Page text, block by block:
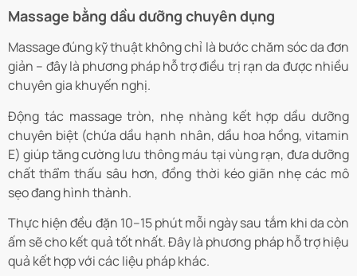
Massage bằng dầu dưỡng chuyên dụng
Massage đúng kỹ thuật không chỉ là bước chăm sóc da đơn
giản – đây là phương pháp hỗ trợ điều trị rạn da được nhiều
chuyên gia khuyến nghị.
Động tác massage tròn, nhẹ nhàng kết hợp dầu dưỡng
chuyên biệt (chứa dầu hạnh nhân, dầu hoa hồng, vitamin
E) giúp tăng cường lưu thông máu tại vùng rạn, đưa dưỡng
chất thẩm thấu sâu hơn, đồng thời kéo giãn nhẹ các mô
sẹo đang hình thành.
Thực hiện đều đặn 10–15 phút mỗi ngày sau tắm khi da còn
ấm sẽ cho kết quả tốt nhất. Đây là phương pháp hỗ trợ hiệu
quả kết hợp với các liệu pháp khác.